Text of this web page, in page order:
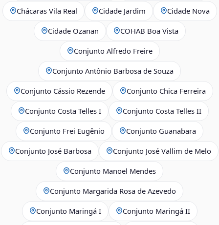
Chácaras Vila Real Cidade Jardim Cidade Nova
Cidade Ozanan COHAB Boa Vista
Conjunto Alfredo Freire
Conjunto Antônio Barbosa de Souza
Conjunto Cássio Rezende Conjunto Chica Ferreira
Conjunto Costa Telles I Conjunto Costa Telles II
Conjunto Frei Eugênio Conjunto Guanabara
Conjunto José Barbosa Conjunto José Vallim de Melo
Conjunto Manoel Mendes
Conjunto Margarida Rosa de Azevedo
Conjunto Maringá I Conjunto Maringá II